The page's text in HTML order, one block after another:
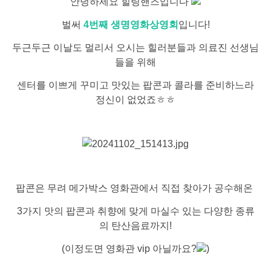
벌써 4번째 생명영화상영회 입니다!
두근두근 이날도 멀리서 오시는 힐러분들과 의료진 선생님
들을 위해
센터를 이쁘게 꾸미고 맛있는 팝콘과 콜라를 준비하느라
정신이 없었죠ㅎㅎ
팝콘은 무려 메가박스 영화관에서 직접 찾아가 공수해온
3가지 맛의 팝콘과 취향에 맞게 마실수 있는 다양한 종류
의 탄산음료까지!
(이정도면 영화관 vip 아닐까요? )